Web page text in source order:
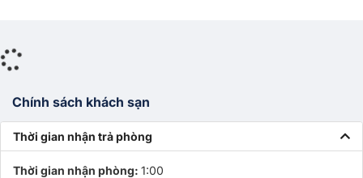
Chính sách khách sạn
Thời gian nhận trả phòng
Thời gian nhận phòng: 1:00